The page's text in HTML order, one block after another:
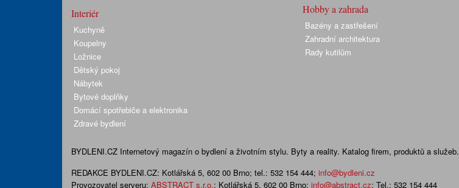
Interiér
Kuchyně
Koupelny
Ložnice
Dětský pokoj
Nábytek
Bytové doplňky
Domácí spotřebiče a elektronika
Zdravé bydlení
Hobby a zahrada
Bazény a zastřešení
Zahradní architektura
Rady kutilům
BYDLENI.CZ Internetový magazín o bydlení a životním stylu. Byty a reality. Katalog firem, produktů a služeb.
REDAKCE BYDLENI.CZ: Kotlářská 5, 602 00 Brno; tel.: 532 154 444; info@bydleni.cz
Provozovatel serveru: ABSTRACT s.r.o.; Kotlářská 5, 602 00 Brno; info@abstract.cz; Tel.: 532 154 444